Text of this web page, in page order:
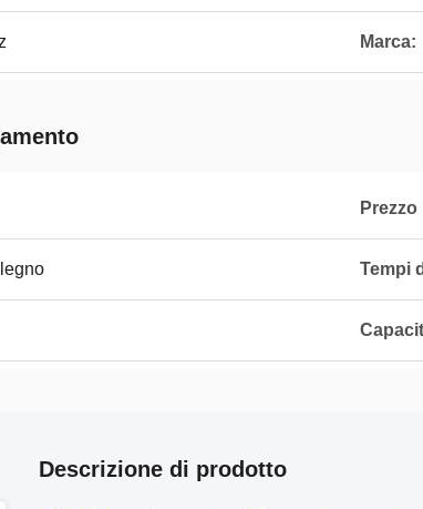
Marca:
Prezzo
Tempi
Descrizione di prodotto